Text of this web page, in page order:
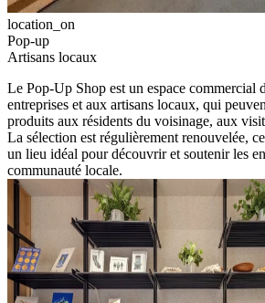
location_on
Pop-up
Artisans locaux
Le Pop-Up Shop est un espace commercial
entreprises et aux artisans locaux, qui
produits aux résidents du voisinage, aux
La sélection est régulièrement renouvelée,
un lieu idéal pour découvrir et soutenir les
communauté locale.